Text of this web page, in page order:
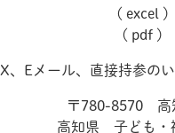
( excel )
( pdf )
、Eメール、直接持参の
〒780-8570 高
高知県 子ども・